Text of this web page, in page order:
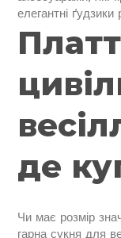
елегантні ґудзики
де
Чи має розмір
гарна сукня для